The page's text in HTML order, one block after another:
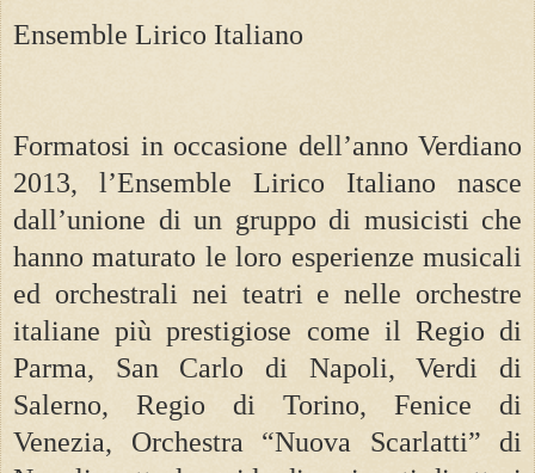
Ensemble Lirico Italiano
Formatosi in occasione dell’anno Verdiano
2013, l’Ensemble Lirico Italiano nasce
dall’unione di un gruppo di musicisti che
hanno maturato le loro esperienze musicali
ed orchestrali nei teatri e nelle orchestre
italiane più prestigiose come il Regio di
Parma, San Carlo di Napoli, Verdi di
Salerno, Regio di Torino, Fenice di
Venezia, Orchestra “Nuova Scarlatti” di